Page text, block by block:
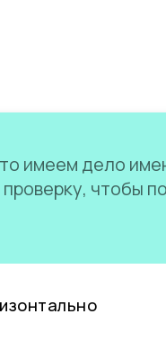
имеем дело
чтобы